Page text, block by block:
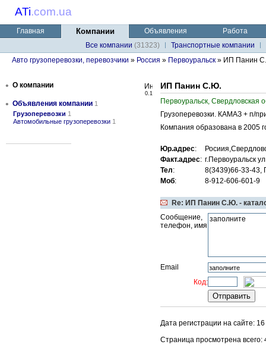
ATi.com.ua
Главная Компании Объявления
Работа
Все компании (31323)
Транспортные компании
Авто грузоперевозки, перевозчики » Россия » Первоуральск » ИП Панин
• О компании
• Объявления компании 1
Грузоперевозки 1
Автомобильные грузоперевозки 1
0.1
ИП Панин С.Ю.
Первоуральск, Свердловская
Грузоперевозки. КАМАЗ + п/
Компания образована в 2005
Юр.адрес:
Факт.адрес: г.Первоуральск
Тел:
8(3439)66-33-43,
Моб: 8-912-606-601-9
Re: ИП Панин С.Ю. -
Сообщение,
телефон, имя
Email
Код:
Дата регистрации на сайте:
Страница просмотрена всего: